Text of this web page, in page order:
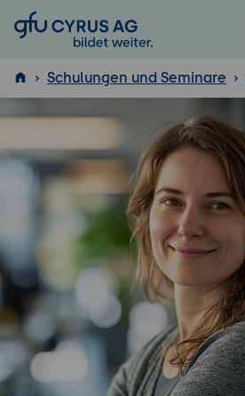
GFU Cyrus AG
ISTQB
Schulungen und Seminare